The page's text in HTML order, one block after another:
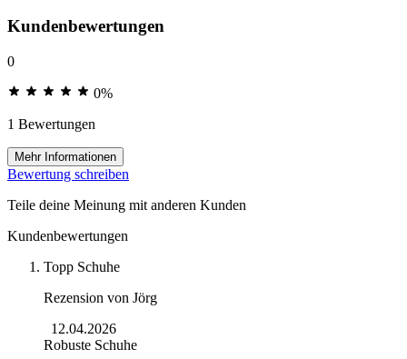
Kundenbewertungen
0
0%
1 Bewertungen
Mehr Informationen
Bewertung schreiben
Teile deine Meinung mit anderen Kunden
Kundenbewertungen
Topp Schuhe
Rezension von Jörg
12.04.2026
Robuste Schuhe